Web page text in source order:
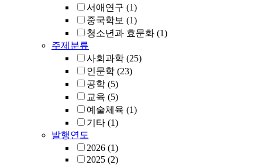
서애연구 (1)
중국학보 (1)
청소년과 효문화 (1)
주제분류
사회과학 (25)
인문학 (23)
공학 (5)
교육 (5)
예술체육 (1)
기타 (1)
발행연도
2026 (1)
2025 (2)